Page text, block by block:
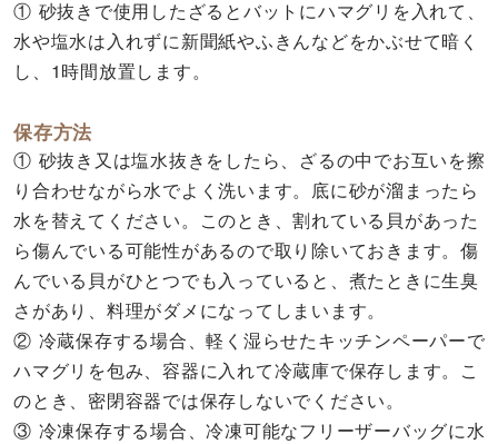
① 砂抜きで使用したざるとバットにハマグリを入れて、
水や塩水は入れずに新聞紙やふきんなどをかぶせて暗く
し、1時間放置します。
保存方法
① 砂抜き又は塩水抜きをしたら、ざるの中でお互いを擦
り合わせながら水でよく洗います。底に砂が溜まったら
水を替えてください。このとき、割れている貝があった
ら傷んでいる可能性があるので取り除いておきます。傷
んでいる貝がひとつでも入っていると、煮たときに生臭
さがあり、料理がダメになってしまいます。
② 冷蔵保存する場合、軽く湿らせたキッチンペーパーで
ハマグリを包み、容器に入れて冷蔵庫で保存します。こ
のとき、密閉容器では保存しないでください。
③ 冷凍保存する場合、冷凍可能なフリーザーバッグに水